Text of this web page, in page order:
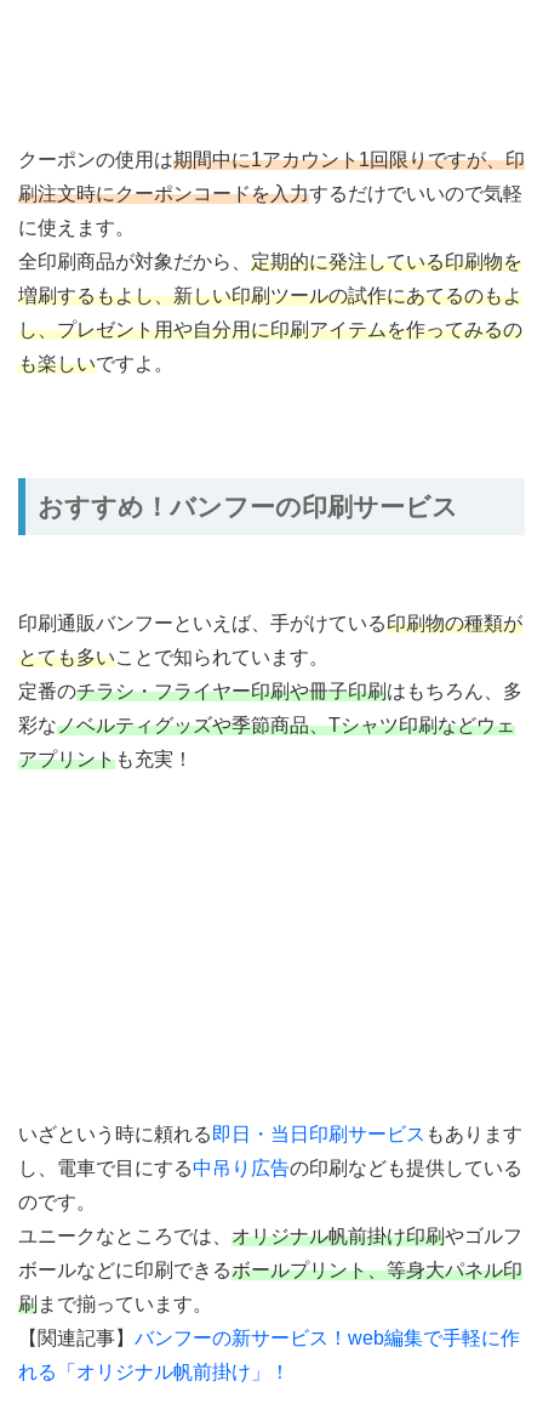
クーポンの使用は期間中に1アカウント1回限りですが、印
刷注文時にクーポンコードを入力するだけでいいので気軽
に使えます。
全印刷商品が対象だから、 定期的に発注している印刷物を
増刷するもよし、新しい印刷ツールの試作にあてるのもよ
し、プレゼント用や自分用に印刷アイテムを作ってみるの
も楽しいですよ。
おすすめ！バンフーの印刷サービス
印刷通販バンフーといえば、手がけている印刷物の種類が
とても多いことで知られています。
定番のチラシ・フライヤー印刷や冊子印刷はもちろん、多
彩なノベルティグッズや季節商品、Tシャツ印刷などウェ
アプリントも充実！
いざという時に頼れる 即日・当日印刷サービス もあります
し、電車で目にする中吊り広告の印刷なども提供している
のです。
ユニークなところでは、 オリジナル帆前掛け印刷やゴルフ
ボールなどに印刷できるボールプリント、等身大パネル印
刷まで揃っています。
【関連記事】 バンフーの新サービス！web編集で手軽に作
れる「オリジナル帆前掛け」！